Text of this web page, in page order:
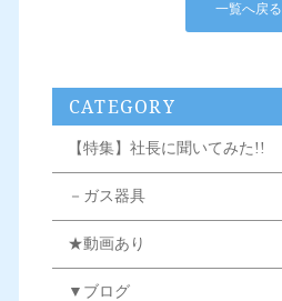
一覧へ戻る
CATEGORY
【特集】社長に聞いてみた!!
－ガス器具
★動画あり
▼ブログ